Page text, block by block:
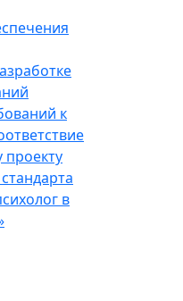
к
проекту
в